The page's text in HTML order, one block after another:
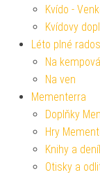
Kvído -
Kvídovy
Léto plné
Na
Na ven
Mementerra
Doplňky
Hry
Knihy a
Otisky a